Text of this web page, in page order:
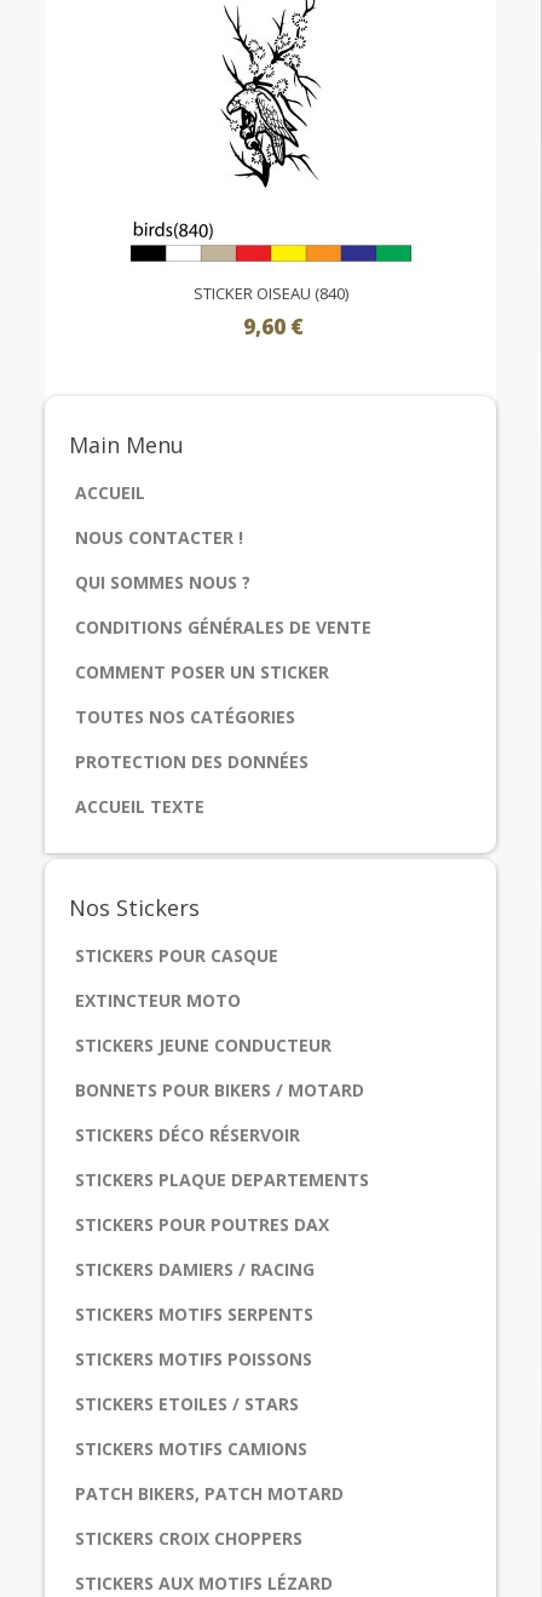
STICKER OISEAU (840)
9,60 €
Main Menu
ACCUEIL
NOUS CONTACTER !
QUI SOMMES NOUS ?
CONDITIONS GÉNÉRALES DE VENTE
COMMENT POSER UN STICKER
TOUTES NOS CATÉGORIES
PROTECTION DES DONNÉES
ACCUEIL TEXTE
Nos Stickers
STICKERS POUR CASQUE
EXTINCTEUR MOTO
STICKERS JEUNE CONDUCTEUR
BONNETS POUR BIKERS / MOTARD
STICKERS DÉCO RÉSERVOIR
STICKERS PLAQUE DEPARTEMENTS
STICKERS POUR POUTRES DAX
STICKERS DAMIERS / RACING
STICKERS MOTIFS SERPENTS
STICKERS MOTIFS POISSONS
STICKERS ETOILES / STARS
STICKERS MOTIFS CAMIONS
PATCH BIKERS, PATCH MOTARD
STICKERS CROIX CHOPPERS
STICKERS AUX MOTIFS LÉZARD